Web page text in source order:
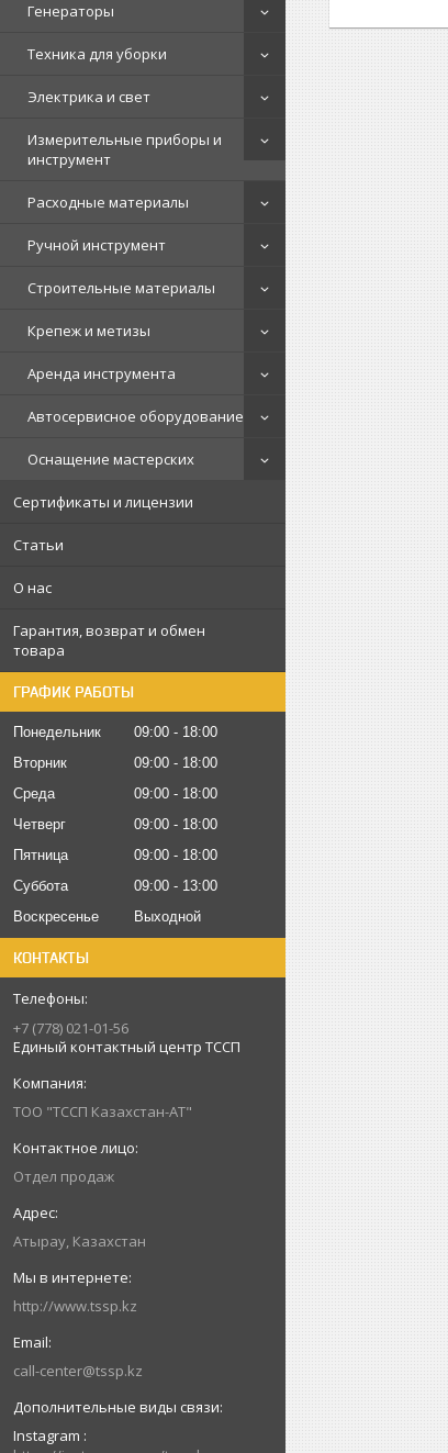
Генераторы
Техника для уборки
Электрика и свет
Измерительные приборы и
инструмент
Расходные материалы
Ручной инструмент
Строительные материалы
Крепеж и метизы
Аренда инструмента
Автосервисное оборудование
Оснащение мастерских
Сертификаты и лицензии
Статьи
О нас
Гарантия, возврат и обмен
товара
ГРАФИК РАБОТЫ
Понедельник 09:00
18:00
Вторник
09:00
18:00
Среда
09:00
18:00
Четверг
09:00
18:00
Пятница
09:00
18:00
Суббота
09:00
13:00
Воскресенье
Выходной
КОНТАКТЫ
+7 (778) 021-01-56
Единый контактный центр ТССП
ТОО "ТССП Казахстан-АТ"
Отдел продаж
Атырау, Казахстан
http://www.tssp.kz
call-center@tssp.kz
Instagram